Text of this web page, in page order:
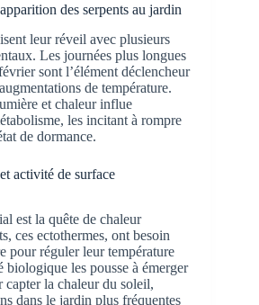
des serpents au jardin
leur réveil avec plusieurs
Les journées plus longues
sont l’élément déclencheur
de température.
et chaleur influe
les incitant à rompre
de dormance.
activité de surface
est la quête de chaleur
ces ectothermes, ont besoin
pour réguler leur température
biologique les pousse à émerger
capter la chaleur du soleil,
dans le jardin plus fréquentes